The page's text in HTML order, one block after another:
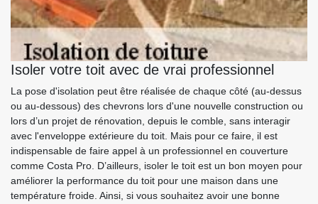
Isoler votre toit avec de vrai professionnel
La pose d'isolation peut être réalisée de chaque côté (au-dessus
ou au-dessous) des chevrons lors d'une nouvelle construction ou
lors d’un projet de rénovation, depuis le comble, sans interagir
avec l'enveloppe extérieure du toit. Mais pour ce faire, il est
indispensable de faire appel à un professionnel en couverture
comme Costa Pro. D’ailleurs, isoler le toit est un bon moyen pour
améliorer la performance du toit pour une maison dans une
température froide. Ainsi, si vous souhaitez avoir une bonne